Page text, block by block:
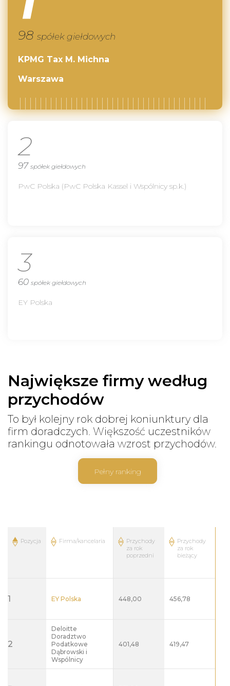
98 spółek giełdowych
KPMG Tax M. Michna
Warszawa
2
97 spółek giełdowych
PwC Polska (PwC Polska Kassel i Wspólnicy sp.k.)
3
60 spółek giełdowych
EY Polska
Największe firmy według
przychodów
To był kolejny rok dobrej koniunktury dla
firm doradczych. Większość uczestników
rankingu odnotowała wzrost przychodów.
Pełny ranking